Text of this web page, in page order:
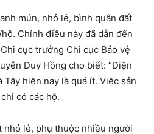
mún, nhỏ lẻ, bình quân đất
/hộ. Chính điều này đã dẫn đến
cục trưởng Chi cục Bảo vệ
Duy Hồng cho biết: “Diện
Tây hiện nay là quá ít. Việc sản
có các hộ.
nhỏ lẻ, phụ thuộc nhiều người